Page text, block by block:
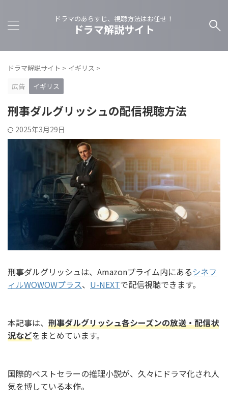
ドラマのあらすじ、視聴方法はお任せ！
ドラマ解説サイト
ドラマ解説サイト > イギリス >
広告
イギリス
刑事ダルグリッシュの配信視聴方法
2025年3月29日
刑事ダルグリッシュは、Amazonプライム内にあるシネフ
ィルWOWOWプラス、 U-NEXTで配信視聴できます。
本記事は、 刑事ダルグリッシュ各シーズンの放送・配信状
況などをまとめています。
国際的ベストセラーの推理小説が、久々にドラマ化され人
気を博している本作。